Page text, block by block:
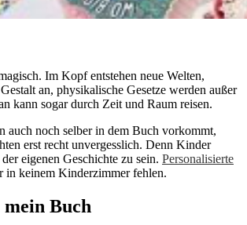
Im Kopf entstehen neue Welten,
an, physikalische Gesetze werden außer
kann sogar durch Zeit und Raum reisen.
auch noch selber in dem Buch vorkommt,
erst recht unvergesslich. Denn Kinder
eigenen Geschichte zu sein. Personalisierte
in keinem Kinderzimmer fehlen.
Buch